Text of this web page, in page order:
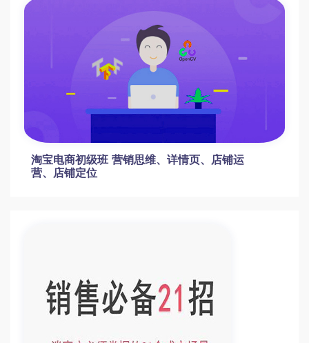
淘宝电商初级班 营销思维、详情页、店铺运
营、店铺定位